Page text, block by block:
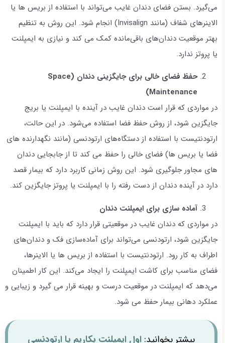
می‌گیرد. بستن فضای دندان غایب می‌تواند با استفاده از بریس ها یا
الاینرهای شفاف (مانند Invisalign) انجام شود. این روش به تنظیم
بهتر موقعیت دندان‌های باقی‌مانده کمک می کند و نیازی به ایمپلنت
یا پروتز ندارد.
حفظ فضای خالی برای جایگزینی دندان (Space
Maintenance
)
در مواردی که قرار است دندان غایب در آینده با ایمپلنت یا بریج
جایگزین شود، از روش حفظ فضا استفاده می‌شود. در این حالت،
ارتودنتیست با استفاده از دستگاه‌های ارتودنسی (مانند نگهدارنده های
فضا یا بریس ها) فضای خالی را حفظ می کند تا از جابجایی دندان
های مجاور جلوگیری شود. این روش زمانی کاربرد دارد که بیمار قصد
دارد در آینده دندان از دست رفته را با ایمپلنت یا پروتز جایگزین کند.
آماده سازی برای ایمپلنت دندان
در مواردی که دندان غایب در موقعیتی قرار دارد که باید با ایمپلنت
جایگزین شود، ارتودنسی می‌تواند برای آماده‌سازی فک و دندان‌های
اطراف به کار رود. ارتودنتیست با استفاده از بریس ها یا الاینرها،
فضای مناسب برای کاشت ایمپلنت را ایجاد می‌کند. این کار اطمینان
می‌دهد که ایمپلنت در موقعیت درست و بهینه قرار می گیرد و زیبایی و
عملکرد دهانی بیمار حفظ می شود.
بیشتر بخوانید: اول ایمپلنت بکاریم یا ارتودنسی